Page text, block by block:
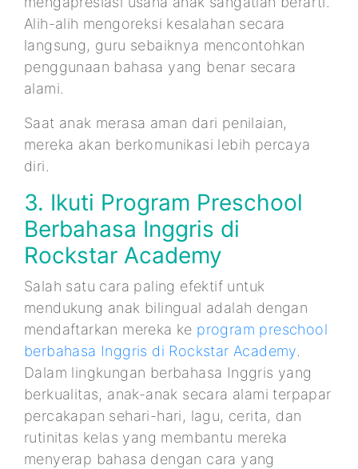
Alih-alih mengoreksi kesalahan secara
langsung, guru sebaiknya mencontohkan
penggunaan bahasa yang benar secara
alami.
Saat anak merasa aman dari penilaian,
mereka akan berkomunikasi lebih percaya
diri.
3. Ikuti Program Preschool
Berbahasa Inggris di
Rockstar Academy
Salah satu cara paling efektif untuk
mendukung anak bilingual adalah dengan
mendaftarkan mereka ke program preschool
berbahasa Inggris di Rockstar Academy.
Dalam lingkungan berbahasa Inggris yang
berkualitas, anak-anak secara alami terpapar
percakapan sehari-hari, lagu, cerita, dan
rutinitas kelas yang membantu mereka
menyerap bahasa dengan cara yang